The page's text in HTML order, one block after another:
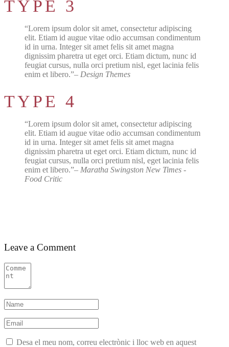
TYPE 3
Lorem ipsum dolor sit amet, consectetur adipiscing
elit. Etiam id augue vitae odio accumsan condimentum
id in urna. Integer sit amet felis sit amet magna
dignissim pharetra ut eget orci. Etiam dictum, nunc id
feugiat cursus, nulla orci pretium nisl, eget lacinia felis
enim et libero. – Design Themes
TYPE 4
Lorem ipsum dolor sit amet, consectetur adipiscing
elit. Etiam id augue vitae odio accumsan condimentum
id in urna. Integer sit amet felis sit amet magna
dignissim pharetra ut eget orci. Etiam dictum, nunc id
feugiat cursus, nulla orci pretium nisl, eget lacinia felis
enim et libero. – Maratha Swingston New Times -
Food Critic
Leave a Comment
Desa el meu nom, correu electrònic i lloc web en aquest